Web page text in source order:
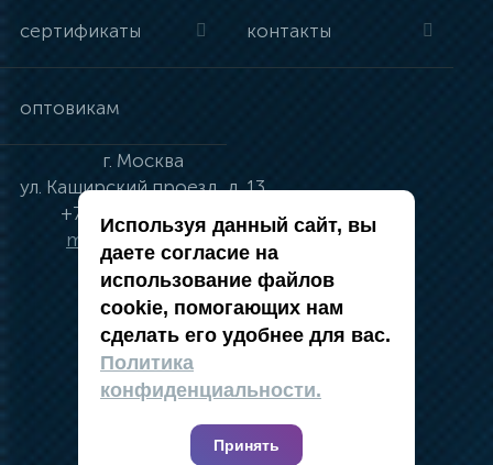
сертификаты контакты
оптовикам
г. Москва
ул. Каширский проезд, д. 13
+7 (495) 134-41-83
moskva@vincci.ru
политика в отношении обработки
персональных данных
публичная оферта
карта сайта
Используя данный сайт, вы
даете согласие на
использование файлов
cookie, помогающих нам
сделать его удобнее для вас.
Политика
конфиденциальности.
Принять